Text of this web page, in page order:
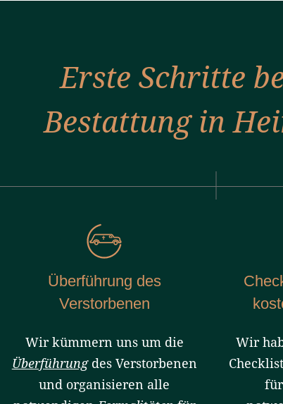
Erste Schritte
Bestattung in
Überführung des
Verstorbenen
Wir kümmern uns um die
Überführungdes Verstorbenen
und organisieren alle
Wir